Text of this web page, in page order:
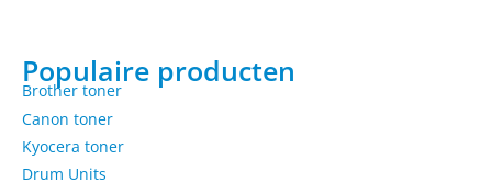
Populaire producten
Brother toner
Canon toner
Kyocera toner
Drum Units